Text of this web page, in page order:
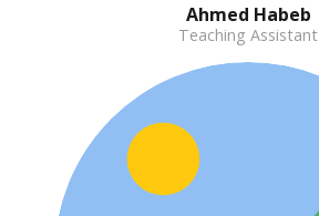
Ahmed Habeb
Teaching Assistant